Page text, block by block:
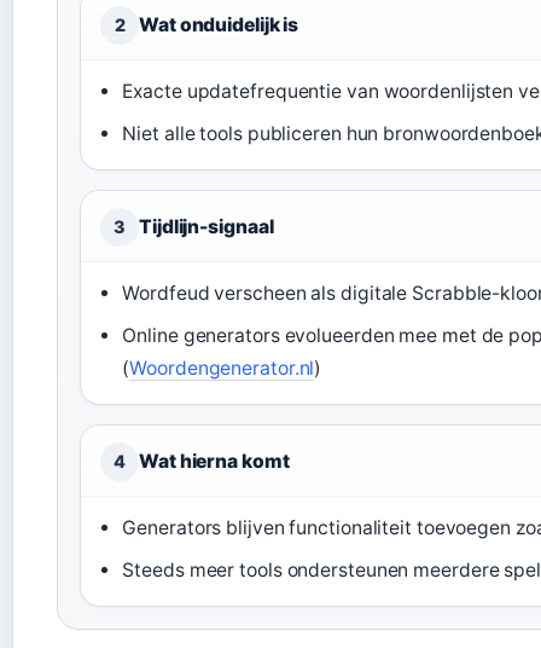
2 Wat onduidelijk is
Exacte updatefrequentie van woordenlijsten
Niet alle tools publiceren hun
3 Tijdlijn-signaal
Wordfeud verscheen als digitale Scrabble-
Online generators evolueerden mee met de
(Woordengenerator.nl)
4 Wat hierna komt
Generators blijven functionaliteit toevoegen
Steeds meer tools ondersteunen meerdere